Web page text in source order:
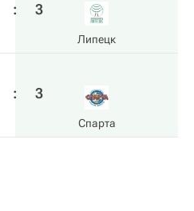
: 3
Липецк
: 3
Спарта